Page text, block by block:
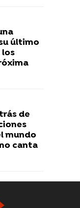
último
los
de
mundo
canta